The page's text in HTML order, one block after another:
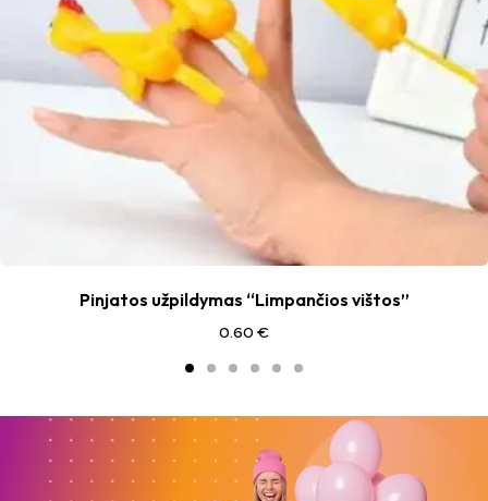
Pinjatos užpildymas “Limpančios vištos”
0.60 €